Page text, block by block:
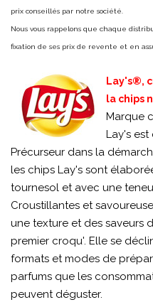
prix conseillés par notre société.
Nous vous rappelons que chaque
fixation de ses prix de revente et en
Lay's®,
la chips
Marque
Lay's est
Précurseur dans la
les chips Lay's sont
tournesol et avec une
Croustillantes et
une texture et des saveurs
premier croqu'. Elle se
formats et modes de
parfums que les
peuvent déguster.